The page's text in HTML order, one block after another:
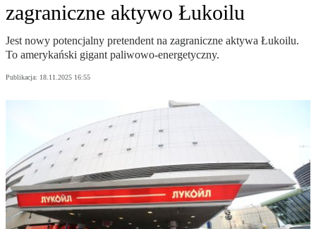
zagraniczne aktywo Łukoilu
Jest nowy potencjalny pretendent na zagraniczne aktywa Łukoilu.
To amerykański gigant paliwowo-energetyczny.
Publikacja: 18.11.2025 16:55